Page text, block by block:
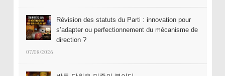
Révision des statuts du Parti : innovation pour
s’adapter ou perfectionnement du mécanisme de
direction ?
07/08/2026